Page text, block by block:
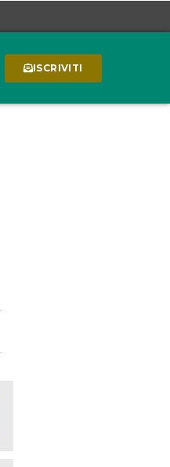
ISCRIVITI